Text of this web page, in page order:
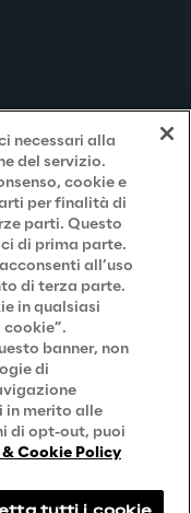
necessari alla
del servizio.
cookie e
per finalità di
parti. Questo
di prima parte.
all’uso
di terza parte.
in qualsiasi
banner, non
di
in merito alle
di opt-out, puoi
Cookie Policy